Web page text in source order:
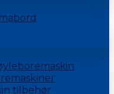
tilbehør